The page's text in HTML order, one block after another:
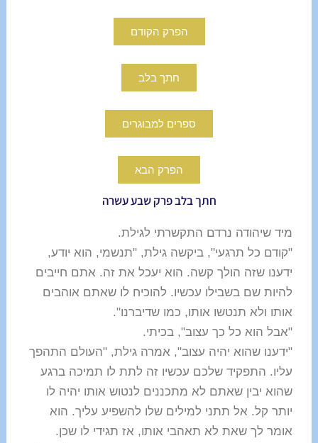
הפרק הקודם
חתך בלב
ספרים למבוגרים
הפרק הבא
חתך בלב פרק שבע עשרה
מיד שיהודה נרדם התקשרתי לגילת.
"קודם כל תרגעי", ביקשה גילת, "תנשמי, הוא יודע,
ידענו שזה הולך קשה. הוא יעכל את זה. אתם חייבים
להיות שם בשבילו עכשיו. להוכיח לו שאתם אוהבים
אותו ולא תנטשו אותו, כמו שדיברנו".
"אבל הוא כל כך עצוב", בכיתי.
"ידענו שהוא יהיה עצוב", אמרה גילת, "העולם התהפך
עליו. התפקיד שלכם עכשיו זה לתת לו תמיכה ברגע
שהוא יבין שאתם לא מתכננים לנטוש אותו יהיה לו
יותר קל. אל תתני למילים שלו להשפיע עליך. הוא
אומר לך שאת לא תאהבי אותו, אז תגידי לו שכן.